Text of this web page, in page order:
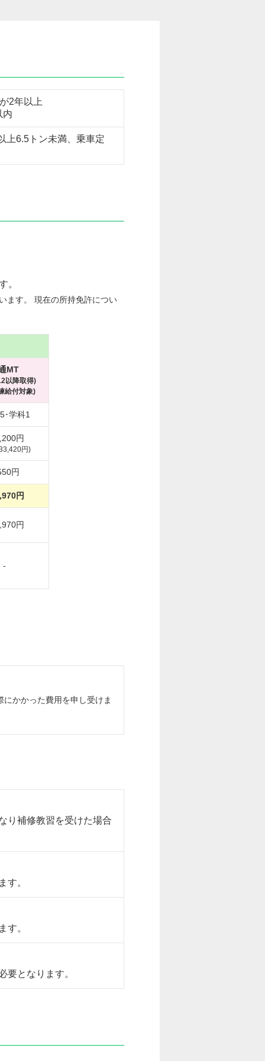
2年以上
内
上6.5トン未満、乗車定
。
ます。 現在の所持免許につい
MT
以降取得)
給付対象)
･学科1
円
円)
円
円
円
-
かかった費用を申し受けま
り補修教習を受けた場合
す。
す。
要となります。